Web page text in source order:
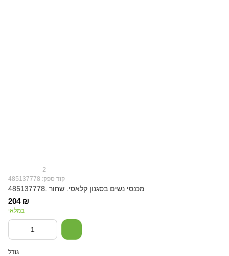
2
קוד ספק: 485137778
מכנסי נשים בסגנון קלאסי. שחור .485137778
204 ₪
במלאי
גודל